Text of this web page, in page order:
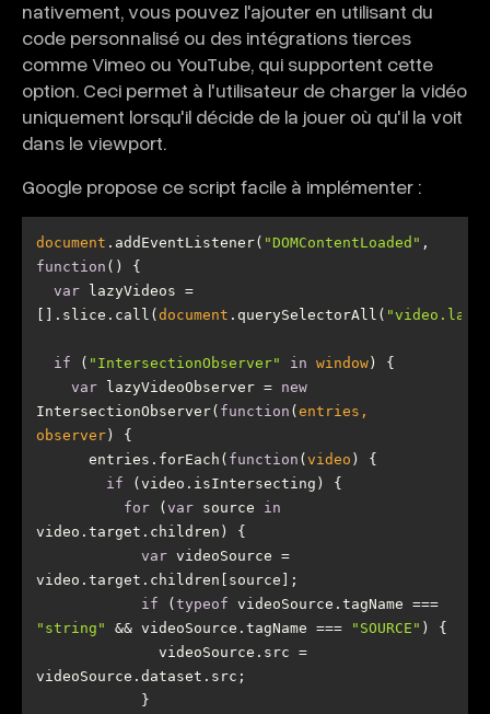
nativement, vous pouvez l'ajouter en utilisant du
code personnalisé ou des intégrations tierces
comme Vimeo ou YouTube, qui supportent cette
option. Ceci permet à l'utilisateur de charger la vidéo
uniquement lorsqu'il décide de la jouer où qu'il la voit
dans le viewport.
Google propose ce script facile à implémenter :
document .addEventListener( "DOMContentLoaded"
function ( )
var lazyVideos =
[].slice.call( document .querySelectorAll( "video.lazy"
if ( "IntersectionObserver" in window
var lazyVideoObserver = new
IntersectionObserver( function ( entries,
observer )
      entries.forEach(
function ( video )
if
for ( var source in
var videoSource =
if ( typeof
"string"
&& videoSource.tagName === "SOURCE"